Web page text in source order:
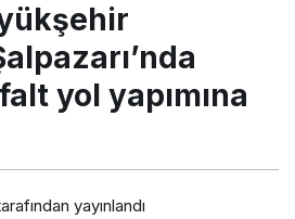
yapımına başlıyor
yol yapımına
yayınlandı